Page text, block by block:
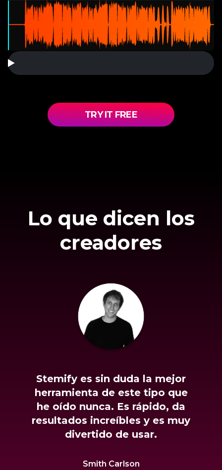
TRY IT FREE
Lo que dicen los
creadores
Stemify es sin duda la mejor
herramienta de este tipo que
he oído nunca. Es rápido, da
resultados increíbles y es muy
divertido de usar.
Smith Carlson